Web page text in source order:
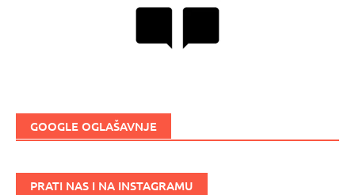
GOOGLE OGLAŠAVNJE
PRATI NAS I NA INSTAGRAMU